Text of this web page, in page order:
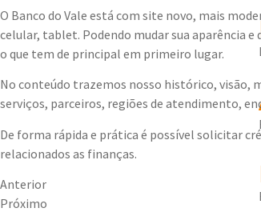
O Banco do Vale está com site novo, mais
celular, tablet. Podendo mudar sua aparência
o que tem de principal em primeiro lugar.
No conteúdo trazemos nosso histórico, visão,
serviços, parceiros, regiões de atendimento,
De forma rápida e prática é possível solicitar
relacionados as finanças.
Anterior
Próximo